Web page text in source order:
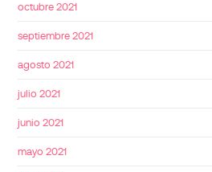
octubre 2021
septiembre 2021
agosto 2021
julio 2021
junio 2021
mayo 2021